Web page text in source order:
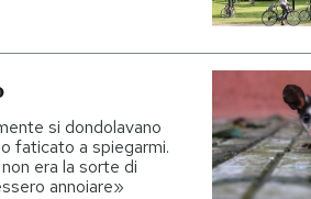
si dondolavano
faticato a spiegarmi.
era la sorte di
annoiare»